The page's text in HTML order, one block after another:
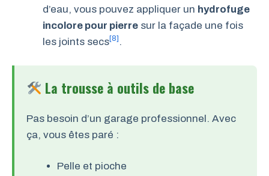
d’eau, vous pouvez appliquer un hydrofuge
incolore pour pierre sur la façade une fois
les joints secs[8] .
La trousse à outils de base
Pas besoin d’un garage professionnel. Avec
ça, vous êtes paré :
Pelle et pioche